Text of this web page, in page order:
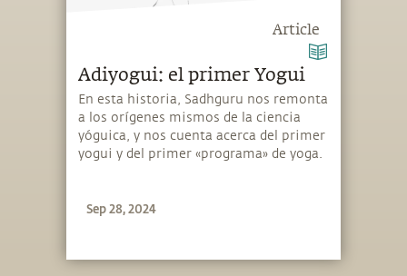
Article
Adiyogui: el primer Yogui
En esta historia, Sadhguru nos remonta
a los orígenes mismos de la ciencia
yóguica, y nos cuenta acerca del primer
yogui y del primer «programa» de yoga.
Sep 28, 2024